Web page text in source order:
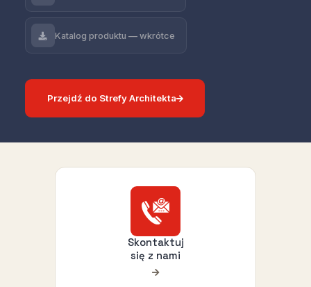
Katalog produktu — wkrótce
Przejdź do Strefy Architekta
Skontaktuj
się z nami